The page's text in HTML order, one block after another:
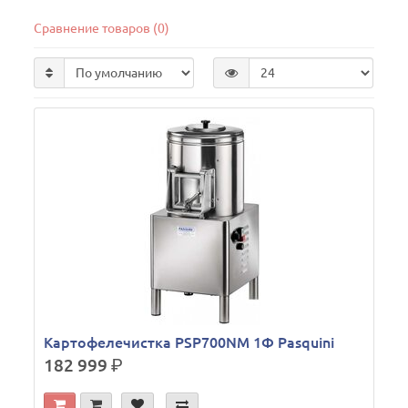
Сравнение товаров (0)
Картофелечистка PSP700NM 1Ф Pasquini
182 999р.